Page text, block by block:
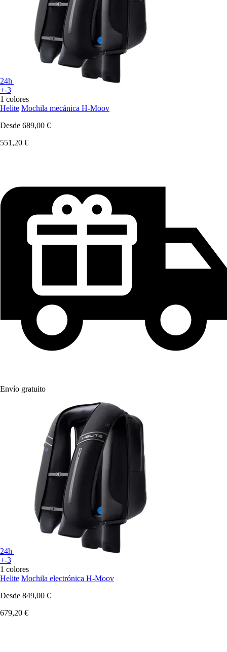
24h
+-3
1 colores
Helite Mochila mecánica H-Moov
Desde 689,00 €
551,20 €
Envío gratuito
24h
+-3
1 colores
Helite Mochila electrónica H-Moov
Desde 849,00 €
679,20 €